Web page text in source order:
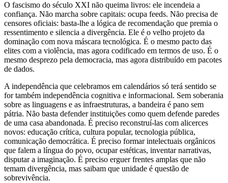
O fascismo do século XXI não queima livros: ele incendeia a
confiança. Não marcha sobre capitais: ocupa feeds. Não precisa de
censores oficiais: basta-lhe a lógica de recomendação que premia o
ressentimento e silencia a divergência. Ele é o velho projeto da
dominação com nova máscara tecnológica. É o mesmo pacto das
elites com a violência, mas agora codificado em termos de uso. É o
mesmo desprezo pela democracia, mas agora distribuído em pacotes
de dados.
A independência que celebramos em calendários só terá sentido se
for também independência cognitiva e informacional. Sem soberania
sobre as linguagens e as infraestruturas, a bandeira é pano sem
pátria. Não basta defender instituições como quem defende paredes
de uma casa abandonada. É preciso reconstruí-las com alicerces
novos: educação crítica, cultura popular, tecnologia pública,
comunicação democrática. É preciso formar intelectuais orgânicos
que falem a língua do povo, ocupar estéticas, inventar narrativas,
disputar a imaginação. É preciso erguer frentes amplas que não
temam divergência, mas saibam que unidade é questão de
sobrevivência.